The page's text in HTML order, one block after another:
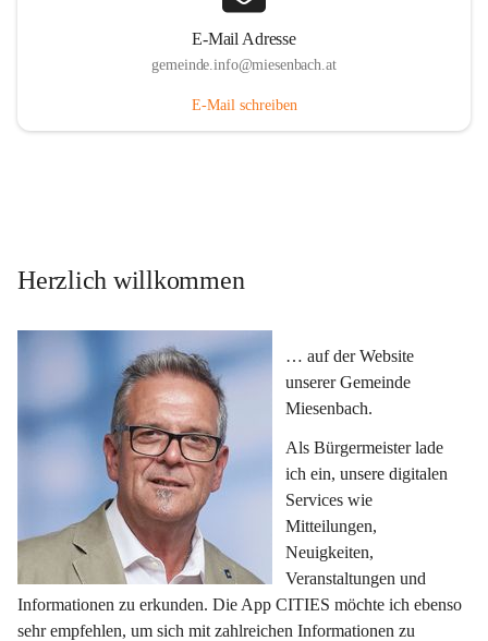
E-Mail Adresse
gemeinde.info@miesenbach.at
E-Mail schreiben
Herzlich willkommen
… auf der Website
unserer Gemeinde
Miesenbach.
Als Bürgermeister lade
ich ein, unsere digitalen
Services wie
Mitteilungen,
Neuigkeiten,
Veranstaltungen und
Informationen zu erkunden. Die App CITIES möchte ich ebenso
sehr empfehlen, um sich mit zahlreichen Informationen zu